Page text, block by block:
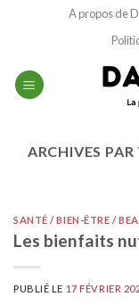
A propos de
ARCHIVES PAR
SANTÉ / BIEN-ÊTRE /
Les bienfaits
PUBLIÉ LE 17 FÉVRIER